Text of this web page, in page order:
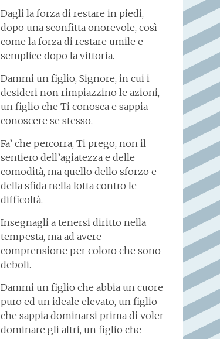
Dagli la forza di restare in piedi,
dopo una sconfitta onorevole, così
come la forza di restare umile e
semplice dopo la vittoria.
Dammi un figlio, Signore, in cui i
desideri non rimpiazzino le azioni,
un figlio che Ti conosca e sappia
conoscere se stesso.
Fa’ che percorra, Ti prego, non il
sentiero dell’agiatezza e delle
comodità, ma quello dello sforzo e
della sfida nella lotta contro le
difficoltà.
Insegnagli a tenersi diritto nella
tempesta, ma ad avere
comprensione per coloro che sono
deboli.
Dammi un figlio che abbia un cuore
puro ed un ideale elevato, un figlio
che sappia dominarsi prima di voler
dominare gli altri, un figlio che